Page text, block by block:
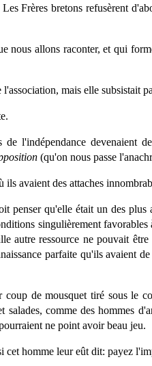
Frères bretons refusèrent
nous allons raconter, et qui
mais elle subsistait
l'indépendance devenaient
(qu'on nous passe
avaient des attaches
penser qu'elle était un des
singulièrement
autre ressource ne pouvait
parfaite qu'ils avaient
de mousquet tiré sous le
salades, comme des hommes
ne point avoir beau jeu.
homme leur eût dit: payez